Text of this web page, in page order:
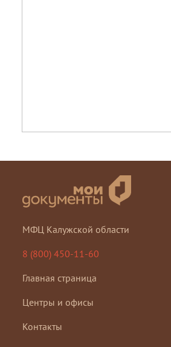
МФЦ Калужской области
8 (800) 450-11-60
Главная страница
Центры и офисы
Контакты